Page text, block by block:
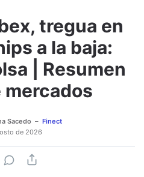
imagen Comentar
tregua en
a la baja:
| Resumen
mercados
Sacedo
Finect
de 2026